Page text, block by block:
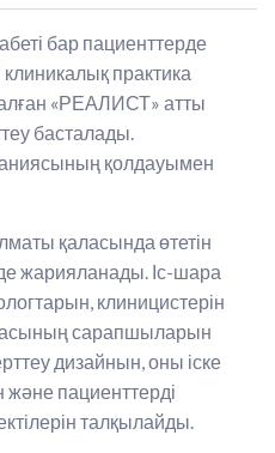
бар пациенттерде
клиникалық практика
«РЕАЛИСТ» атты
басталады.
қолдауымен
қаласында өтетін
жарияланады. Іс-шара
клиницистерін
сарапшыларын
дизайнын, оны іске
және пациенттерді
талқылайды.